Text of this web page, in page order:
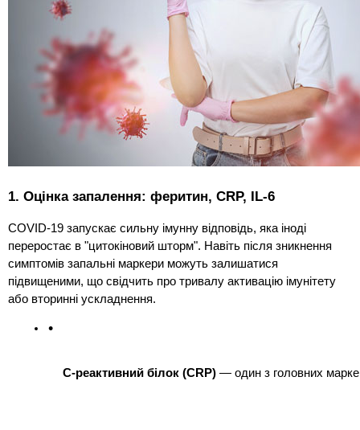
1. Оцінка запалення: феритин, CRP, IL-6
COVID-19 запускає сильну імунну відповідь, яка іноді
переростає в "цитокіновий шторм". Навіть після зникнення
симптомів запальні маркери можуть залишатися
підвищеними, що свідчить про тривалу активацію імунітету
або вторинні ускладнення.
С-реактивний білок (CRP) — один з головних